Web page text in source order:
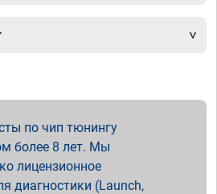
по чип тюнингу
более 8 лет. Мы
лицензионное
диагностики (Launch,